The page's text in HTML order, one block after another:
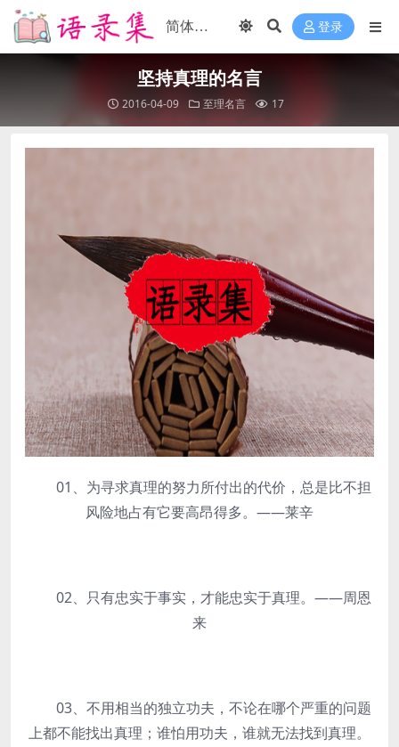
登录
坚持真理的名言
2016-04-09 至理名言 17
01、为寻求真理的努力所付出的代价，总是比不担
风险地占有它要高昂得多。——莱辛
02、只有忠实于事实，才能忠实于真理。——周恩
来
03、不用相当的独立功夫，不论在哪个严重的问题
上都不能找出真理；谁怕用功夫，谁就无法找到真理。